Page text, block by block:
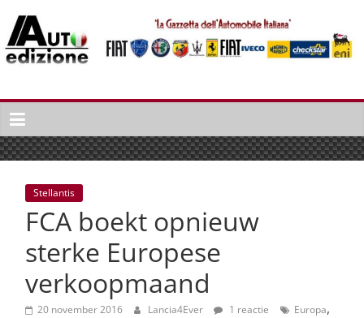
naar
inhoud
Auto
Edizione
La
Gazetta
dell'Automobile
Italiana
autonieuws
lifestyle
Stellantis
FCA boekt opnieuw
sterke Europese
verkoopmaand
20 november 2016 Lancia4Ever 1 reactie Europa,